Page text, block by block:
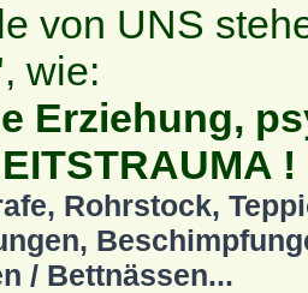
von UNS
, wie:
Erziehung,
!
Rohrstock,
/ Bettnässen...